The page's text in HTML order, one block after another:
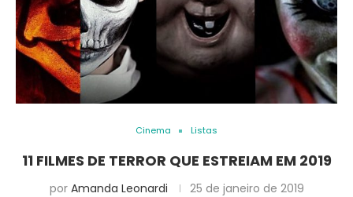
Cinema Listas
11 FILMES DE TERROR QUE ESTREIAM EM 2019
por Amanda Leonardi 25 de janeiro de 2019